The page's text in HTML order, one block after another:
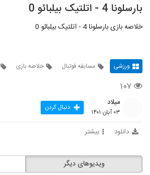
بارسلونا 4 - اتلتیک بیلبائو 0
خلاصه بازی بارسلونا 4 - اتلتیک بیلبائو 0
ورزشی مسابقه فوتبال خلاصه بازی
۱۰۷
میلاد
۰۳ آبان ۱۴۰۱ دنبال کردن
دانلود بیشتر
ویدیوهای دیگر